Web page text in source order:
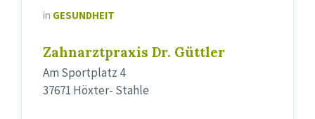
in GESUNDHEIT
Zahnarztpraxis Dr. Güttler
Am Sportplatz 4
37671 Höxter- Stahle